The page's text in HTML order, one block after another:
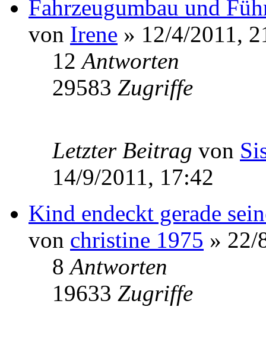
Fahrzeugumbau und
von Irene » 12/4/2011,
12Antworten
29583 Zugriffe
Letzter Beitrag von
14/9/2011, 17:42
Kind endeckt gerade
von christine 1975 » 22/
8Antworten
19633 Zugriffe